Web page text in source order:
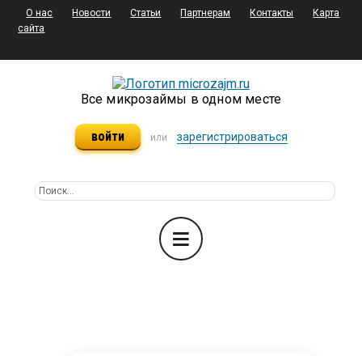
О нас Новости Статьи Партнерам Контакты
Карта
сайта
Все микрозаймы в одном месте
войти или зарегистрироваться